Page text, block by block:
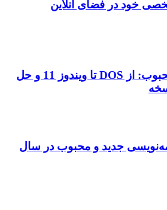
خود در فضای آنلاین
تاریخچه ویندوزهای محبوب: از DOS تا ویندوز 11 و حل
جدید و محبوب در سال